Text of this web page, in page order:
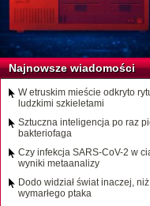
Najnowsze wiadomości
W etruskim mieście odkryto
ludzkimi szkieletami
Sztuczna inteligencja po raz
bakteriofaga
Czy infekcja SARS-CoV-2 w
wyniki metaanalizy
Dodo widział świat inaczej,
wymarłego ptaka